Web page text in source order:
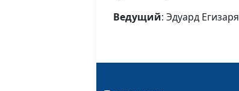
Ведущий: Эдуард